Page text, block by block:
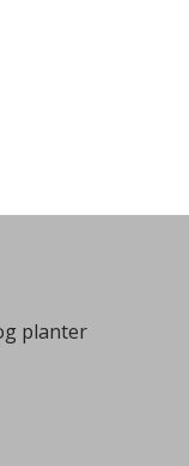
planter